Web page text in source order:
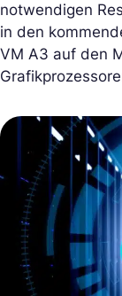
notwendigen
in den
VM A3 auf den